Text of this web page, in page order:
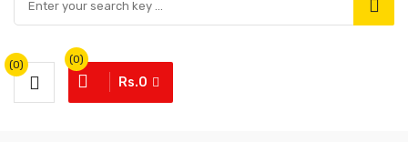
(0)
Rs.0
(0)